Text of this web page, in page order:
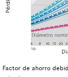
Factor de ahorro